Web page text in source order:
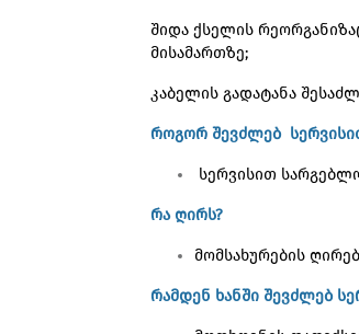
შიდა ქსელის
მისამართზე;
კაბელის გადატანა
როგორ შევძლებ
სერვისით
რა ღირს?
მომსახურების
რამდენ ხანში შევძლებ